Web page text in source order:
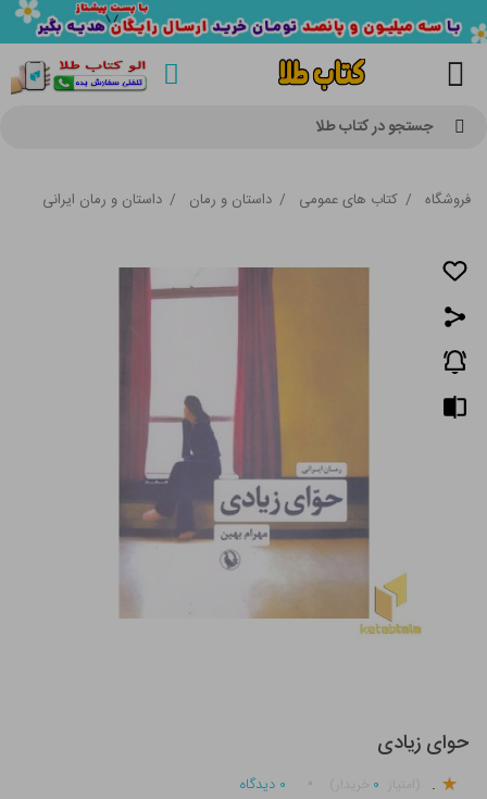
جستجو در کتاب طلا
فروشگاه / کتاب های عمومی / داستان و رمان / داستان و رمان ایرانی
حوای زیادی
. ۰ ۰ دیدگاه